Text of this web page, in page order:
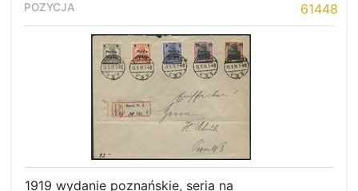
61448
1919 wydanie poznańskie, seria na